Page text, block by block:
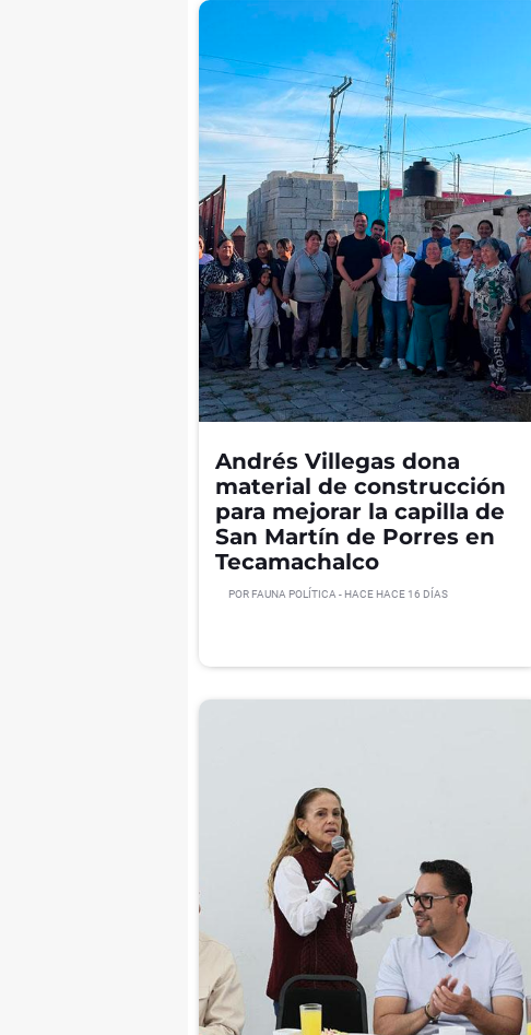
Andrés Villegas dona
material de construcción
para mejorar la capilla de
San Martín de Porres en
Tecamachalco
POR FAUNA POLÍTICA - HACE HACE 16 DÍAS